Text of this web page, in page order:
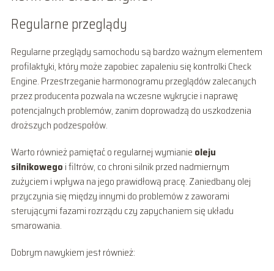
Regularne przeglądy
Regularne przeglądy samochodu są bardzo ważnym elementem
profilaktyki, który może zapobiec zapaleniu się kontrolki Check
Engine. Przestrzeganie harmonogramu przeglądów zalecanych
przez producenta pozwala na wczesne wykrycie i naprawę
potencjalnych problemów, zanim doprowadzą do uszkodzenia
droższych podzespołów.
Warto również pamiętać o regularnej wymianie oleju
silnikowego i filtrów, co chroni silnik przed nadmiernym
zużyciem i wpływa na jego prawidłową pracę. Zaniedbany olej
przyczynia się między innymi do problemów z zaworami
sterującymi fazami rozrządu czy zapychaniem się układu
smarowania.
Dobrym nawykiem jest również: